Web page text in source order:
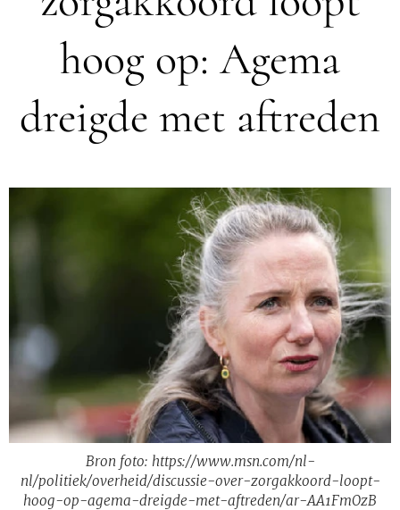
hoog op: Agema
dreigde met aftreden
Bron foto: https://www.msn.com/nl-
nl/politiek/overheid/discussie-over-zorgakkoord-loopt-
hoog-op-agema-dreigde-met-aftreden/ar-AA1FmOzB